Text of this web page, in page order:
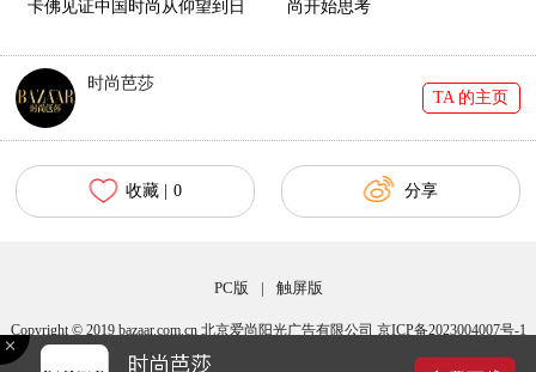
卡佛见证中国时尚从仰望到日
尚开始思考
时尚芭莎
TA 的主页
收藏 | 0 分享
PC版 | 触屏版
Copyright © 2019 bazaar.com.cn 北京爱尚阳光广告有限公司 京ICP备2023004007号-1